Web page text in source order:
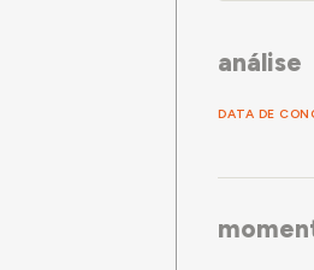
análise
DATA DE